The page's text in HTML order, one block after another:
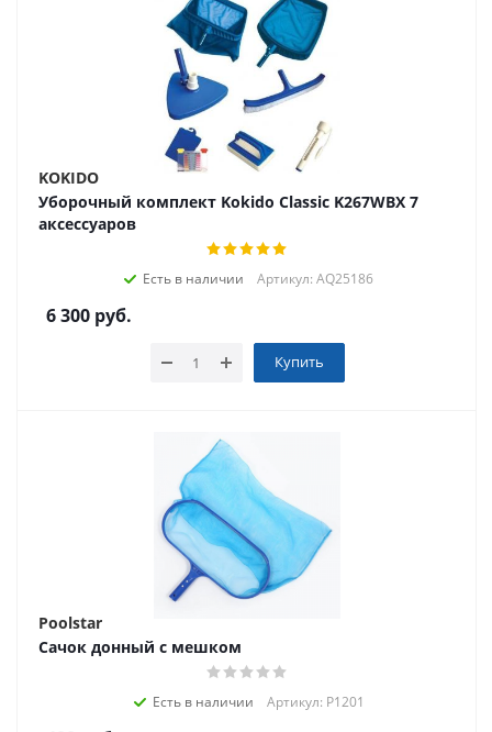
KOKIDO
Уборочный комплект Kokido Classic K267WBX 7
аксессуаров
Есть в наличии Артикул: AQ25186
6 300 руб.
Купить
Poolstar
Сачок донный с мешком
Есть в наличии Артикул: P1201